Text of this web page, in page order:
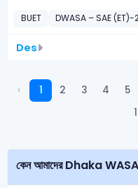
BUET DWASA – SAE (ET)-
Des
‹ 1 2 3 4 5
কেন আমাদের Dhaka WASA